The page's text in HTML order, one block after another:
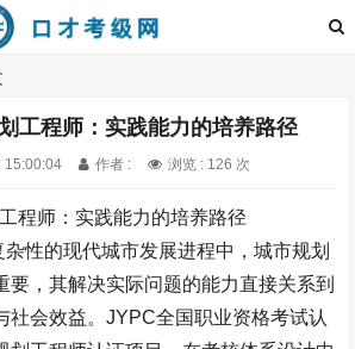
工程师：实践能力的培养路径
15:00:04 作者 : 浏览 : 126 次
程师：实践能力的培养路径
性的现代城市发展进程中，城市规划
要，其解决实际问题的能力直接关系到
社会效益。JYPC全国职业资格考试认